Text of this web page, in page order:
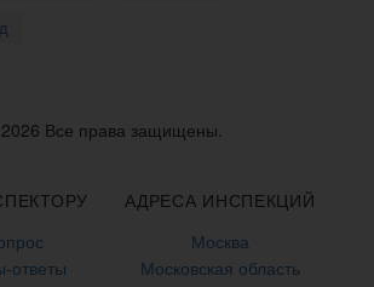
Все права защищены.
ответы
АДРЕСА ИНСПЕКЦИЙ
Москва
Московская область